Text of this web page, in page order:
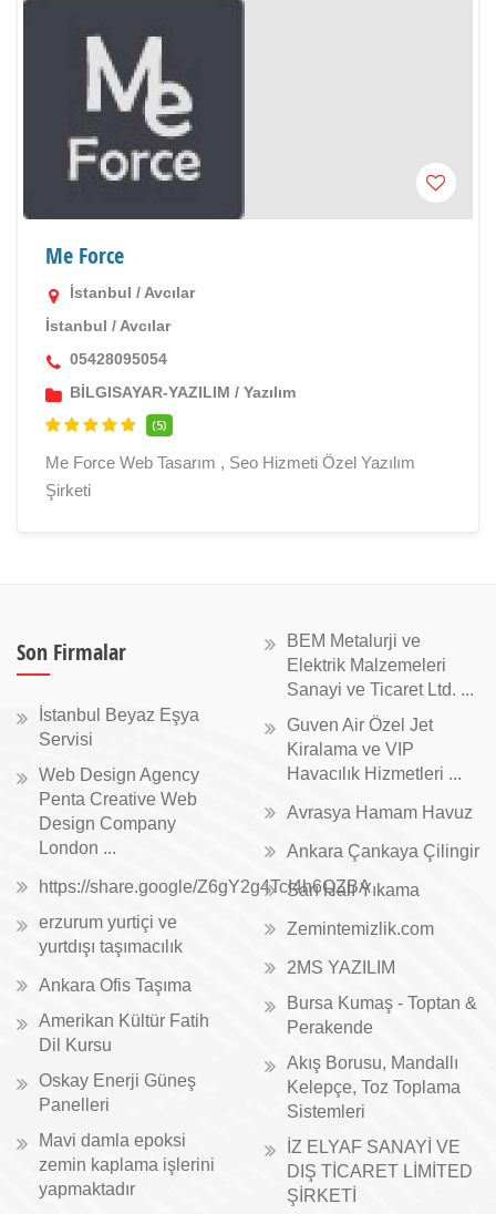
Me Force
İstanbul / Avcılar
İstanbul / Avcılar
05428095054
BİLGISAYAR-YAZILIM / Yazılım
(5)
Me Force Web Tasarım , Seo Hizmeti Özel Yazılım
Şirketi
Son Firmalar
İstanbul Beyaz Eşya
Servisi
Web Design Agency
Penta Creative Web
Design Company
London ...
https://share.google/Z6gY2g4TcI4h6QZBA
erzurum yurtiçi ve
yurtdışı taşımacılık
Ankara Ofis Taşıma
Amerikan Kültür Fatih
Dil Kursu
Oskay Enerji Güneş
Panelleri
Mavi damla epoksi
zemin kaplama işlerini
yapmaktadır
BEM Metalurji ve
Elektrik Malzemeleri
Sanayi ve Ticaret Ltd. ...
Guven Air Özel Jet
Kiralama ve VIP
Havacılık Hizmetleri ...
Avrasya Hamam Havuz
Ankara Çankaya Çilingir
Sarı Halı Yıkama
Zemintemizlik.com
2MS YAZILIM
Bursa Kumaş - Toptan &
Perakende
Akış Borusu, Mandallı
Kelepçe, Toz Toplama
Sistemleri
İZ ELYAF SANAYİ VE
DIŞ TİCARET LİMİTED
ŞİRKETİ